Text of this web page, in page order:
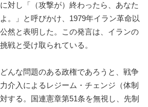
対し「（攻撃が）終わったら、あなた
。」と呼びかけ、1979年イラン革命以
然と表明した。この発言は、イランの
戦と受け取られている。
んな問題のある政権であろうと、戦争
介入によるレジーム・チェンジ（体制
する。国連憲章第51条を無視し、先制